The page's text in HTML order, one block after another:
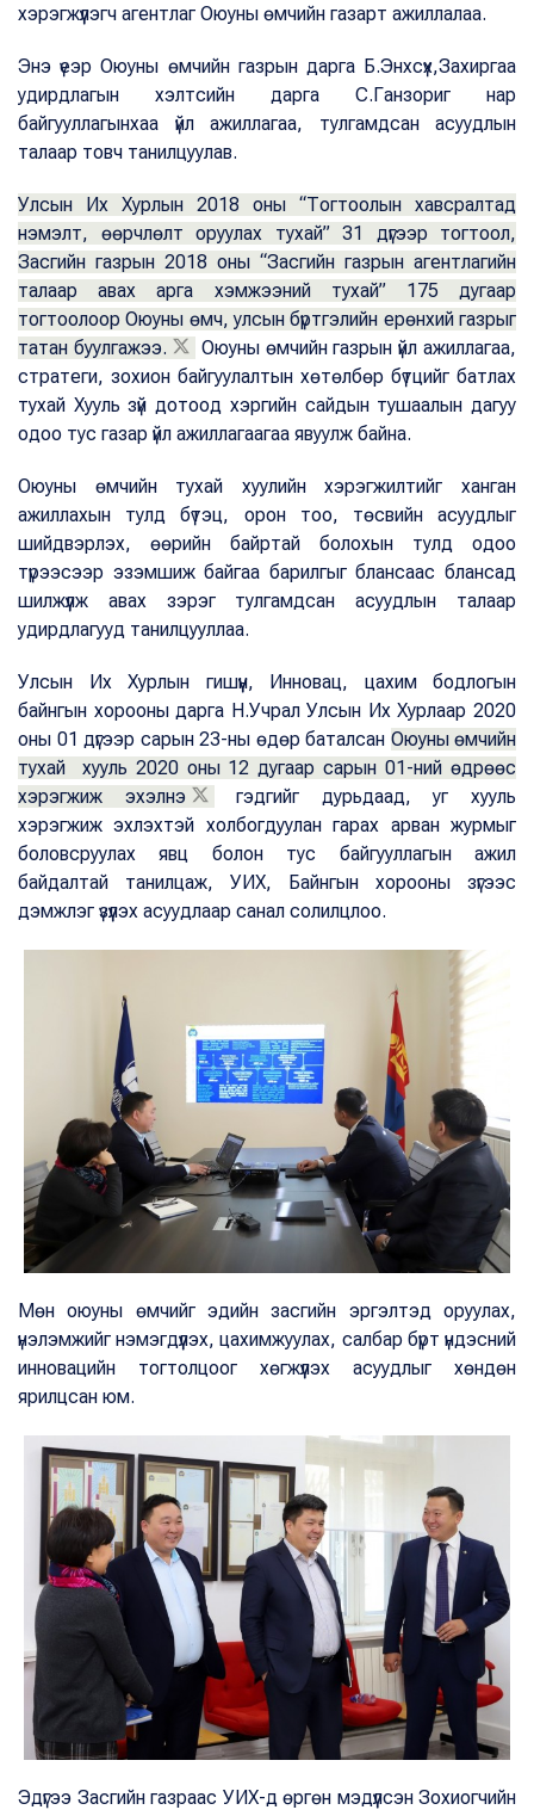
хэрэгжүүлэгч агентлаг Оюуны өмчийн газарт ажиллалаа.
Энэ үеэр Оюуны өмчийн газрын дарга Б.Энхсүх,Захиргаа
удирдлагын хэлтсийн дарга С.Ганзориг нар
байгууллагынхаа үйл ажиллагаа, тулгамдсан асуудлын
талаар товч танилцуулав.
Улсын Их Хурлын 2018 оны “Тогтоолын хавсралтад
нэмэлт, өөрчлөлт оруулах тухай” 31 дүгээр тогтоол,
Засгийн газрын 2018 оны “Засгийн газрын агентлагийн
талаар авах арга хэмжээний тухай” 175 дугаар
тогтоолоор Оюуны өмч, улсын бүртгэлийн ерөнхий газрыг
татан буулгажээ.
Оюуны өмчийн газрын үйл ажиллагаа,
стратеги, зохион байгуулалтын хөтөлбөр бүтцийг батлах
тухай Хууль зүй дотоод хэргийн сайдын тушаалын дагуу
одоо тус газар үйл ажиллагаагаа явуулж байна.
Оюуны өмчийн тухай хуулийн хэрэгжилтийг ханган
ажиллахын тулд бүтэц, орон тоо, төсвийн асуудлыг
шийдвэрлэх, өөрийн байртай болохын тулд одоо
түрээсээр эзэмшиж байгаа барилгыг блансаас блансад
шилжүүлж авах зэрэг тулгамдсан асуудлын талаар
удирдлагууд танилцууллаа.
Улсын Их Хурлын гишүүн, Инновац, цахим бодлогын
байнгын хорооны дарга Н.Учрал Улсын Их Хурлаар 2020
оны 01 дүгээр сарын 23-ны өдөр баталсан Оюуны өмчийн
тухай хууль 2020 оны 12 дугаар сарын 01-ний өдрөөс
хэрэгжиж эхэлнэ
гэдгийг дурьдаад, уг хууль
хэрэгжиж эхлэхтэй холбогдуулан гарах арван журмыг
боловсруулах явц болон тус байгууллагын ажил
байдалтай танилцаж, УИХ, Байнгын хорооны зүгээс
дэмжлэг үзүүлэх асуудлаар санал солилцлоо.
Мөн оюуны өмчийг эдийн засгийн эргэлтэд оруулах,
үнэлэмжийг нэмэгдүүлэх, цахимжуулах, салбар бүрт үндэсний
инновацийн тогтолцоог хөгжүүлэх асуудлыг хөндөн
ярилцсан юм.
Эдүгээ Засгийн газраас УИХ-д өргөн мэдүүлсэн Зохиогчийн